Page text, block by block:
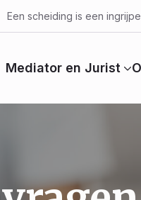
Een scheiding is een
Mediator en Jurist